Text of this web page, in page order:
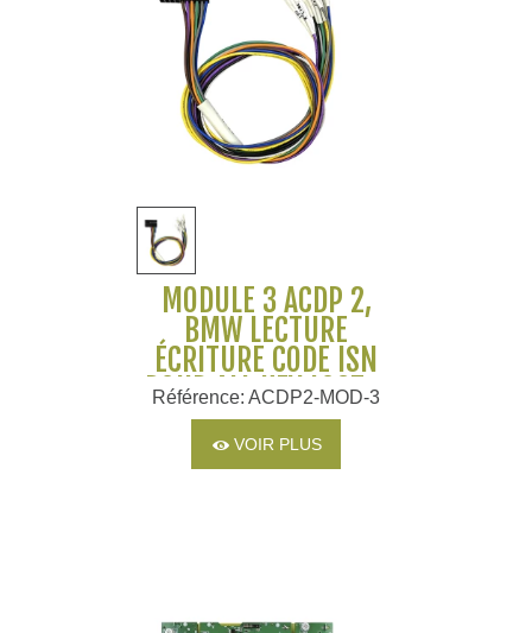
MODULE 3 ACDP 2,
BMW LECTURE
ÉCRITURE CODE ISN
POUR ALL KEY LOST -
YANHUA
Référence: ACDP2-MOD-3
VOIR PLUS